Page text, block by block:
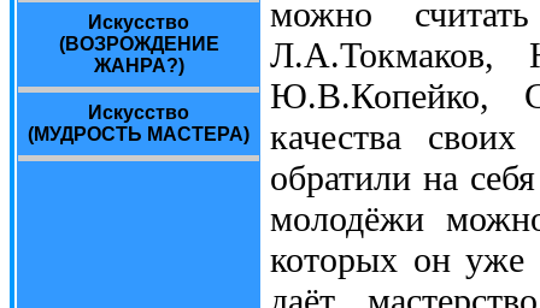
Искусство
(ВОЗРОЖДЕНИЕ
ЖАНРА?)
Искусство
(МУДРОСТЬ МАСТЕРА)
можно
Л.А.Токмаков,
Ю.В.Копейко,
качества
обратили на
молодёжи
которых он уже